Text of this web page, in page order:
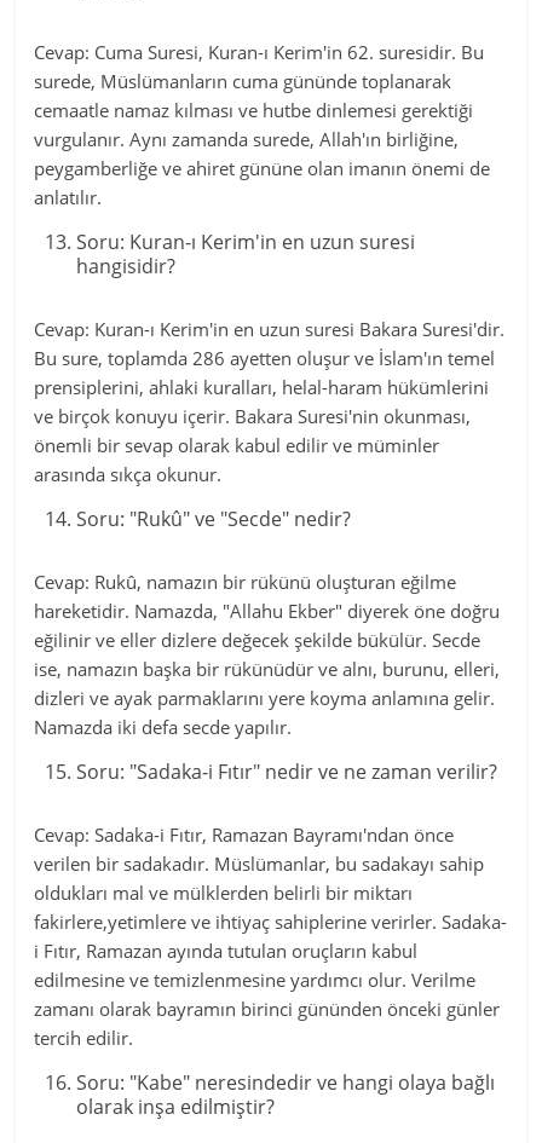
Cevap: Cuma Suresi, Kuran-ı Kerim'in 62. suresidir. Bu
surede, Müslümanların cuma gününde toplanarak
cemaatle namaz kılması ve hutbe dinlemesi gerektiği
vurgulanır. Aynı zamanda surede, Allah'ın birliğine,
peygamberliğe ve ahiret gününe olan imanın önemi de
anlatılır.
Soru: Kuran-ı Kerim'in en uzun suresi
hangisidir?
Cevap: Kuran-ı Kerim'in en uzun suresi Bakara Suresi'dir.
Bu sure, toplamda 286 ayetten oluşur ve İslam'ın temel
prensiplerini, ahlaki kuralları, helal-haram hükümlerini
ve birçok konuyu içerir. Bakara Suresi'nin okunması,
önemli bir sevap olarak kabul edilir ve müminler
arasında sıkça okunur.
Soru: "Rukû" ve "Secde" nedir?
Cevap: Rukû, namazın bir rükünü oluşturan eğilme
hareketidir. Namazda, "Allahu Ekber" diyerek öne doğru
eğilinir ve eller dizlere değecek şekilde bükülür. Secde
ise, namazın başka bir rükünüdür ve alnı, burunu, elleri,
dizleri ve ayak parmaklarını yere koyma anlamına gelir.
Namazda iki defa secde yapılır.
Soru: "Sadaka-i Fıtır" nedir ve ne zaman verilir?
Cevap: Sadaka-i Fıtır, Ramazan Bayramı'ndan önce
verilen bir sadakadır. Müslümanlar, bu sadakayı sahip
oldukları mal ve mülklerden belirli bir miktarı
fakirlere,yetimlere ve ihtiyaç sahiplerine verirler. Sadaka-
i Fıtır, Ramazan ayında tutulan oruçların kabul
edilmesine ve temizlenmesine yardımcı olur. Verilme
zamanı olarak bayramın birinci gününden önceki günler
tercih edilir.
Soru: "Kabe" neresindedir ve hangi olaya bağlı
olarak inşa edilmiştir?